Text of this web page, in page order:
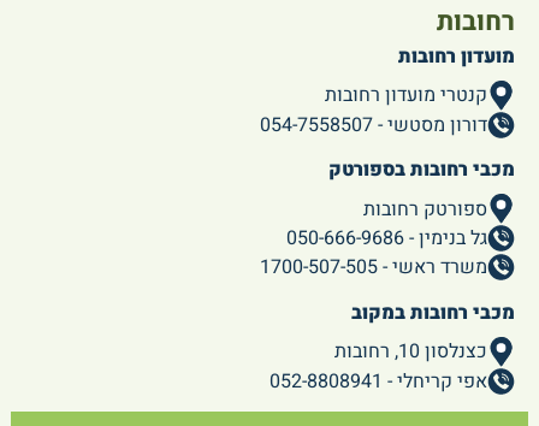
רחובות
מועדון רחובות
קנטרי מועדון רחובות
דורון מסטשי - 054-7558507
מכבי רחובות בספורטק
ספורטק רחובות
גל בנימין - 050-666-9686
משרד ראשי - 1700-507-505
מכבי רחובות במקוב
כצנלסון 10, רחובות
אפי קריחלי - 052-8808941